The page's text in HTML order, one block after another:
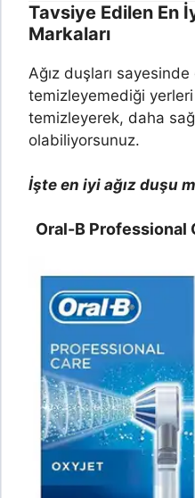
Tavsiye Edilen En
Markaları
Ağız duşları sayesinde
temizleyemediği
temizleyerek, daha
olabiliyorsunuz.
İşte en iyi ağız duşu
Oral-B Professional